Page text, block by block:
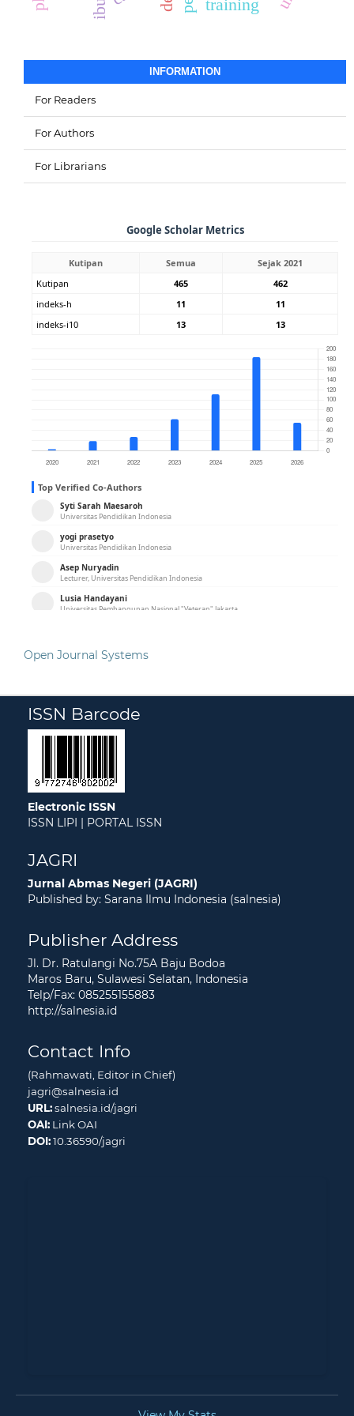
training
INFORMATION
For Readers
For Authors
For Librarians
Open Journal Systems
ISSN Barcode
Electronic ISSN
ISSN LIPI | PORTAL ISSN
JAGRI
Jurnal Abmas Negeri (JAGRI)
Published by: Sarana Ilmu Indonesia (salnesia)
Publisher Address
Jl. Dr. Ratulangi No.75A Baju Bodoa
Maros Baru, Sulawesi Selatan, Indonesia
Telp/Fax: 085255155883
http://salnesia.id
Contact Info
(Rahmawati, Editor in Chief)
jagri@salnesia.id
URL:salnesia.id/jagri
OAI: Link OAI
DOI:10.36590/jagri